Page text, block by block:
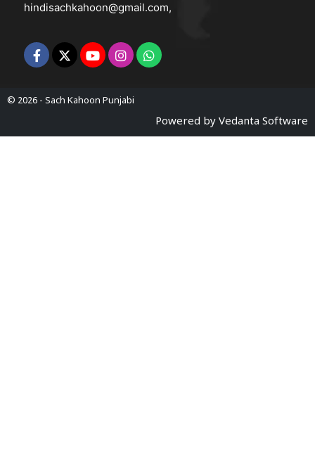
hindisachkahoon@gmail.com,
© 2026 - Sach Kahoon Punjabi
Powered by Vedanta Software